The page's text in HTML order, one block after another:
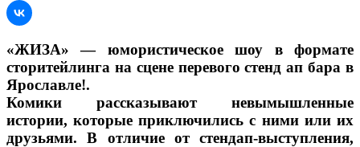
«ЖИЗА» — юмористическое шоу в формате
сторитейлинга на сцене перевого стенд ап бара в
Ярославле!.
Комики рассказывают невымышленные
истории, которые приключились с ними или их
друзьями. В отличие от стендап-выступления,